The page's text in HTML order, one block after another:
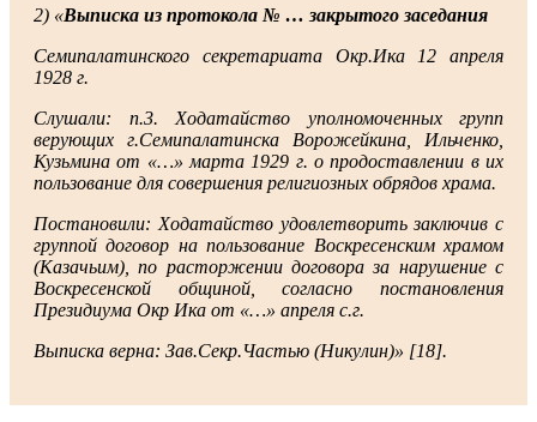
2) «Выписка из протокола № … закрытого заседания
Семипалатинского секретариата Окр.Ика 12 апреля
1928 г.
Слушали: п.3. Ходатайство уполномоченных групп
верующих г.Семипалатинска Ворожейкина, Ильченко,
Кузьмина от «…» марта 1929 г. о продоставлении в их
пользование для совершения религиозных обрядов храма.
Постановили: Ходатайство удовлетворить заключив с
группой договор на пользование Воскресенским храмом
(Казачьим), по расторжении договора за нарушение с
Воскресенской общиной, согласно постановления
Президиума Окр Ика от «…» апреля с.г.
Выписка верна: Зав.Секр.Частью (Никулин)» [18].